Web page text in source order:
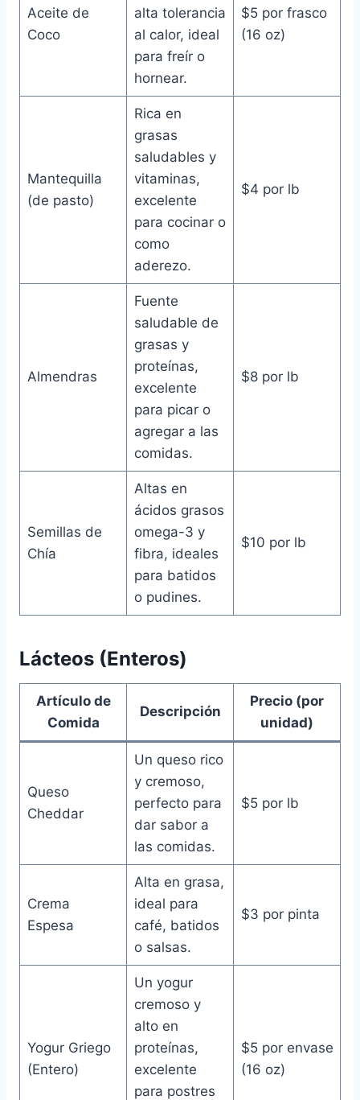
Aceite de
Coco
alta tolerancia
al calor, ideal
para freír o
hornear.
$5 por frasco
(16 oz)
Mantequilla
(de pasto)
Rica en
grasas
saludables y
vitaminas,
excelente
para cocinar o
como
aderezo.
$4 por lb
Almendras
Fuente
saludable de
grasas y
proteínas,
excelente
para picar o
agregar a las
comidas.
$8 por lb
Semillas de
Chía
Altas en
ácidos grasos
omega-3 y
fibra, ideales
para batidos
o pudines.
$10 por lb
Lácteos (Enteros)
Artículo de
Comida
Descripción
Precio (por
unidad)
Queso
Cheddar
Un queso rico
y cremoso,
perfecto para
dar sabor a
las comidas.
$5 por lb
Crema
Espesa
Alta en grasa,
ideal para
café, batidos
o salsas.
$3 por pinta
Yogur Griego
(Entero)
Un yogur
cremoso y
alto en
proteínas,
excelente
para postres
$5 por envase
(16 oz)